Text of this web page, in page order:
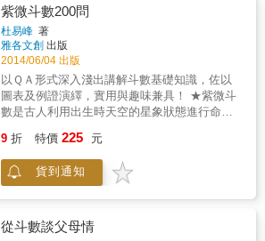
響，因而分析人出生時的星相就可以判斷人本
身命運的好壞和時間順序。序言這本書是我多
年教學與實務論命經驗系統化整理而成，是一
本有深度的入門書，無論是初學者或進階研習
都能有所助益，期待一本好書與您一起探研紫
微斗數的堂奧。一個人出生時，人體內的DNA
受到天上日月星辰運行的磁場影響，在生理及
心理上會產生某種潛在的「制約」力量，進而
影響個性、體質、潛能及運勢的起伏，這也許
命格（天時）約佔40％、環境與風水（地利）
約佔30％、個性與教育及後天的努力（人和）
約佔30％，紫微命盤是「知命」更是「知
紫微斗數200問
杜易峰 著
雅各文創 出版
2014/06/04 出版
以ＱＡ形式深入淺出講解斗數基礎知識，佐以
圖表及例證演繹，實用與趣味兼具！ ★紫微斗
數是古人利用出生時天空的星象狀態進行命運
下第一神術」。 ★紫微斗數是流行且實用的個
性分析理論，本書從最基本的紫微斗數學入
手，詳細介紹了如何運用紫微斗數解讀每個人
到趨吉避凶、開運轉運的目的。
9 折 特價 225 元
貨到通知
從斗數談父母情